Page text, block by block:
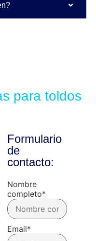
para toldos
Formulario
de
contacto:
Nombre
completo*
Email*